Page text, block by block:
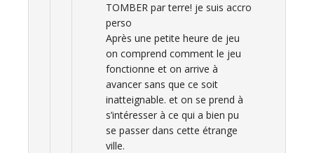
TOMBER par terre! je suis accro
perso
Après une petite heure de jeu
on comprend comment le jeu
fonctionne et on arrive à
avancer sans que ce soit
inatteignable. et on se prend à
s’intéresser à ce qui a bien pu
se passer dans cette étrange
ville.